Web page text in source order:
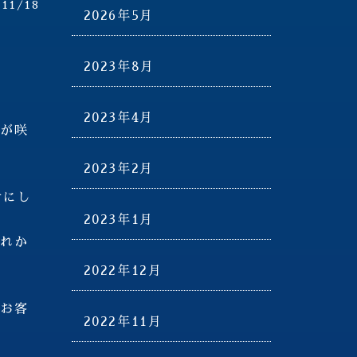
18
咲
し
か
客
2026年5月
2023年8月
2023年4月
2023年2月
2023年1月
2022年12月
2022年11月